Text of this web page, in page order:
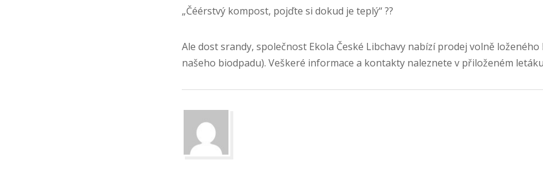
„Čéérstvý kompost, pojďte si dokud je teplý“ ??
Ale dost srandy, společnost Ekola České Libchavy nabízí prodej volně
našeho biodpadu). Veškeré informace a kontakty naleznete v přiloženém